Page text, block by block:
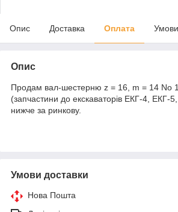
Опис Доставка Оплата
Опис
Продам вал-шестерню z = 16, m = 14 No
(запчастини до екскаваторів ЕКГ-4, ЕКГ-
нижче за ринкову.
Умови доставки
Нова Пошта